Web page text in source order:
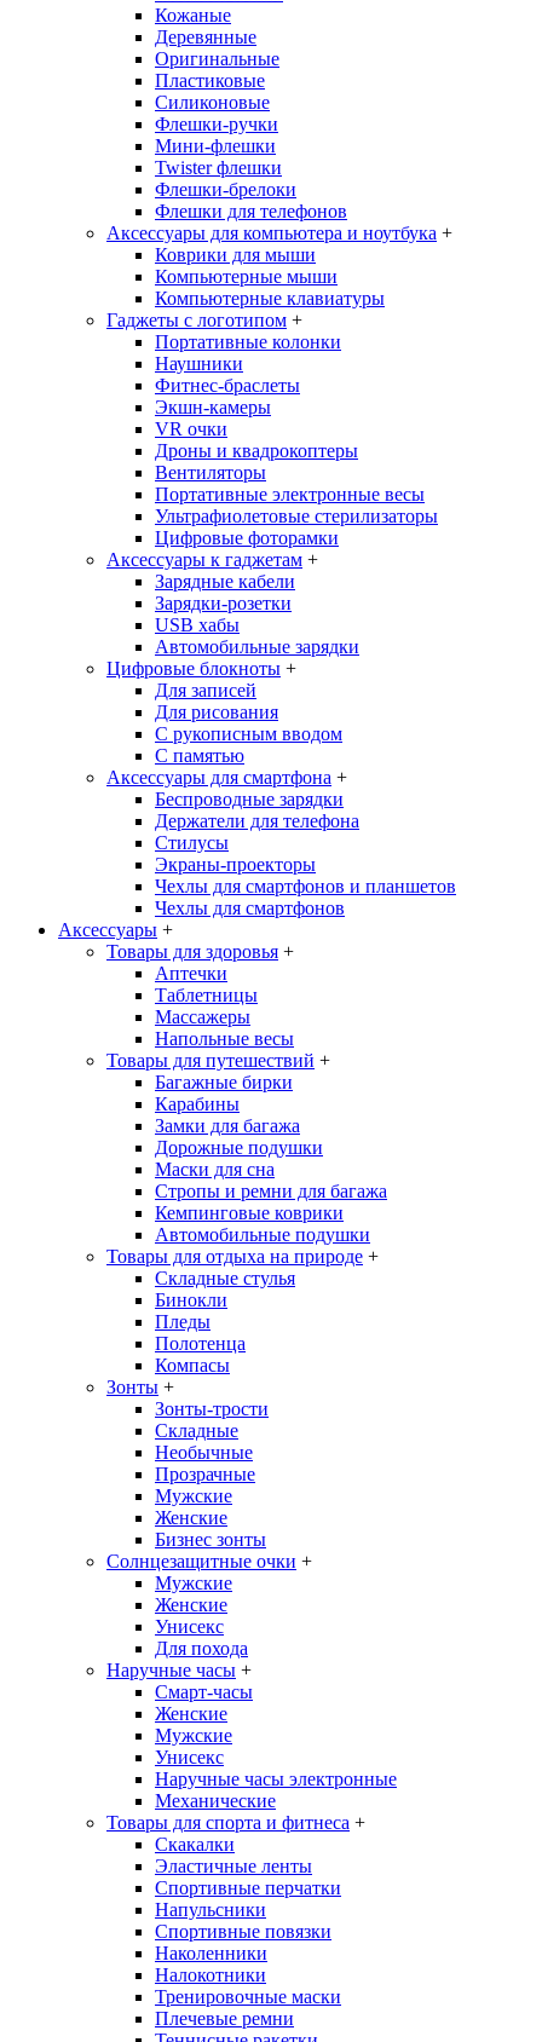
Кожаные
Деревянные
Оригинальные
Пластиковые
Силиконовые
Флешки-ручки
Мини-флешки
Twister флешки
Флешки-брелоки
Флешки для телефонов
Аксессуары для компьютера и ноутбука +
Коврики для мыши
Компьютерные мыши
Компьютерные клавиатуры
Гаджеты с логотипом +
Портативные колонки
Наушники
Фитнес-браслеты
Экшн-камеры
VR очки
Дроны и квадрокоптеры
Вентиляторы
Портативные электронные весы
Ультрафиолетовые стерилизаторы
Цифровые фоторамки
Аксессуары к гаджетам +
Зарядные кабели
Зарядки-розетки
USB хабы
Автомобильные зарядки
Цифровые блокноты +
Для записей
Для рисования
С рукописным вводом
С памятью
Аксессуары для смартфона +
Беспроводные зарядки
Держатели для телефона
Стилусы
Экраны-проекторы
Чехлы для смартфонов и планшетов
Чехлы для смартфонов
Аксессуары +
Товары для здоровья +
Аптечки
Таблетницы
Массажеры
Напольные весы
Товары для путешествий +
Багажные бирки
Карабины
Замки для багажа
Дорожные подушки
Маски для сна
Стропы и ремни для багажа
Кемпинговые коврики
Автомобильные подушки
Товары для отдыха на природе +
Складные стулья
Бинокли
Пледы
Полотенца
Компасы
Зонты +
Зонты-трости
Складные
Необычные
Прозрачные
Мужские
Женские
Бизнес зонты
Солнцезащитные очки +
Мужские
Женские
Унисекс
Для похода
Наручные часы +
Смарт-часы
Женские
Мужские
Унисекс
Наручные часы электронные
Механические
Товары для спорта и фитнеса +
Скакалки
Эластичные ленты
Спортивные перчатки
Напульсники
Спортивные повязки
Наколенники
Налокотники
Тренировочные маски
Плечевые ремни